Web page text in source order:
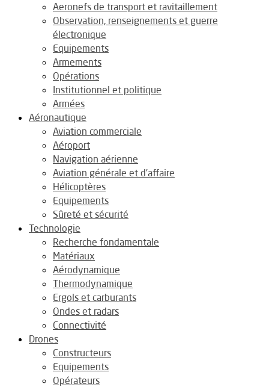
Aeronefs de transport et ravitaillement
Observation, renseignements et guerre
électronique
Equipements
Armements
Opérations
Institutionnel et politique
Armées
Aéronautique
Aviation commerciale
Aéroport
Navigation aérienne
Aviation générale et d’affaire
Hélicoptères
Equipements
Sûreté et sécurité
Technologie
Recherche fondamentale
Matériaux
Aérodynamique
Thermodynamique
Ergols et carburants
Ondes et radars
Connectivité
Drones
Constructeurs
Equipements
Opérateurs